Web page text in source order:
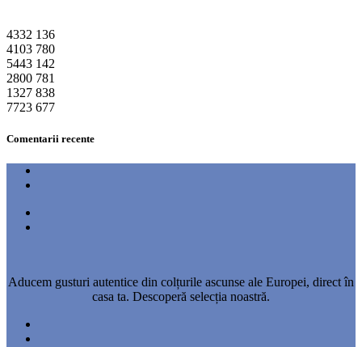
4332 136
4103 780
5443 142
2800 781
1327 838
7723 677
Comentarii recente
Aducem gusturi autentice din colțurile ascunse ale Europei, direct în
casa ta. Descoperă selecția noastră.